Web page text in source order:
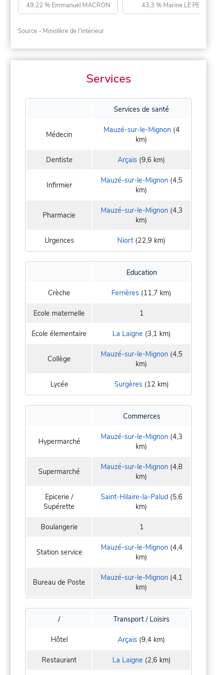
49,22 % Emmanuel MACRON 43,3 % Marine LE PEN
Source - Ministère de l'intérieur
Services
Services de santé
Médecin Mauzé-sur-le-Mignon(4
km)
Dentiste Arçais (9,6 km)
Infirmier Mauzé-sur-le-Mignon(4,5
km)
Pharmacie Mauzé-sur-le-Mignon(4,3
km)
Urgences Niort (22,9 km)
Education
Crèche Ferrières (11,7 km)
Ecole maternelle 1
Ecole élementaire La Laigne (3,1 km)
Collège Mauzé-sur-le-Mignon(4,5
km)
Lycée Surgères(12 km)
Commerces
Hypermarché Mauzé-sur-le-Mignon(4,3
km)
Supermarché Mauzé-sur-le-Mignon(4,8
km)
Epicerie /
Supérette
Saint-Hilaire-la-Palud(5,6
km)
Boulangerie 1
Station service Mauzé-sur-le-Mignon(4,4
km)
Bureau de Poste Mauzé-sur-le-Mignon(4,1
km)
/ Transport / Loisirs
Hôtel Arçais (9,4 km)
Restaurant La Laigne (2,6 km)